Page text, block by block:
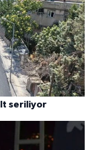
seriliyor